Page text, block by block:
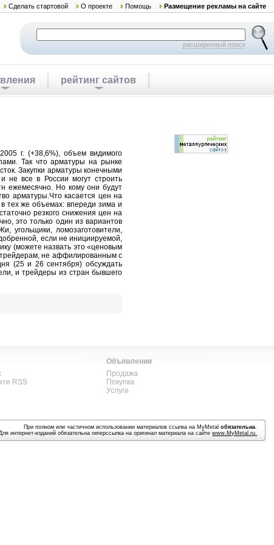
Сделать стартовой О проекте Помощь Размещение рекламы на сайте
расширенный поиск
рейтинг сайтов
г. (+38,6%), объем видимого
Так что арматуры на рынке
Закупки арматуры конечными
не все в России могут строить
ежемесячно. Но кому они будут
арматуры.Что касается цен на
тех же объемах: впереди зима и
резкого снижения цен на
это только один из вариантов
угольщики, ломозаготовители,
если не инициируемой,
(можете назвать это «ценовым
трейдерам, не аффилированным с
(25 и 26 сентября) обсуждать
и трейдеры из стран бывшего
RSS
Объявления
Продажа
Покупка
Услуги
При полном или частичном использовании материалов ссылка на MyMetalобязательна.
интернет-изданий обязательна гиперссылка на оригинал материала на сайтеwww.MyMetal.ru.